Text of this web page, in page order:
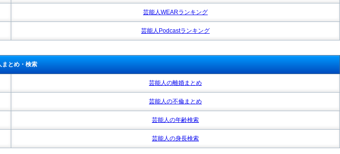
芸能人WEARランキング
芸能人Podcastランキング
まとめ・検索
芸能人の離婚まとめ
芸能人の不倫まとめ
芸能人の年齢検索
芸能人の身長検索